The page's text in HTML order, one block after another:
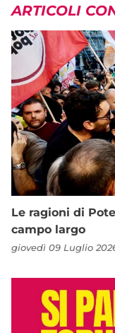
ARTICOLI
Le ragioni di
campo largo
giovedì 09 Luglio